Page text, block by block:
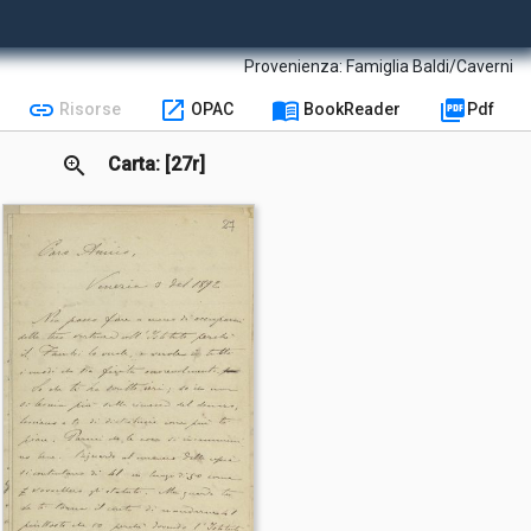
Provenienza:Famiglia Baldi/Caverni
link Risorse open_in_new OPAC menu_book BookReader picture_as_pdf Pdf
zoom_in Carta: [27r]